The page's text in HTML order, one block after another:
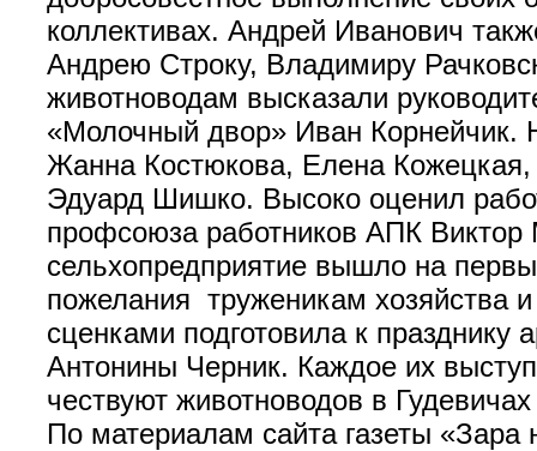
коллективах. Андрей Иванович
Андрею Строку, Владимиру
животноводам высказали
«Молочный двор» Иван Корнейчик.
Жанна Костюкова, Елена
Эдуард Шишко. Высоко оценил
профсоюза работников АПК Виктор
сельхопредприятие вышло на
пожелания труженикам хозяйства
сценками подготовила к празднику
Антонины Черник. Каждое их
чествуют животноводов в
По материалам сайта газеты